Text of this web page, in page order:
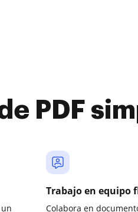
PDF
Trabajo en equipo
Colabora en